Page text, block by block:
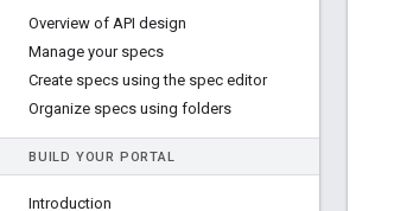
Overview of API design
Manage your specs
Create specs using the spec editor
Organize specs using folders
BUILD YOUR PORTAL
Introduction